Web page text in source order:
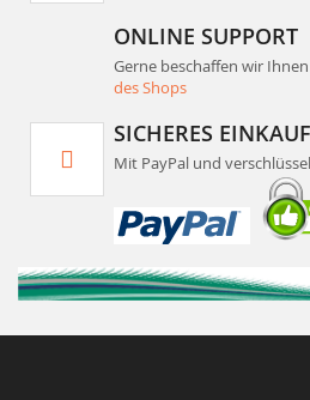
ONLINE SUPPORT
Gerne beschaffen wir
des Shops
SICHERES
Mit PayPal und